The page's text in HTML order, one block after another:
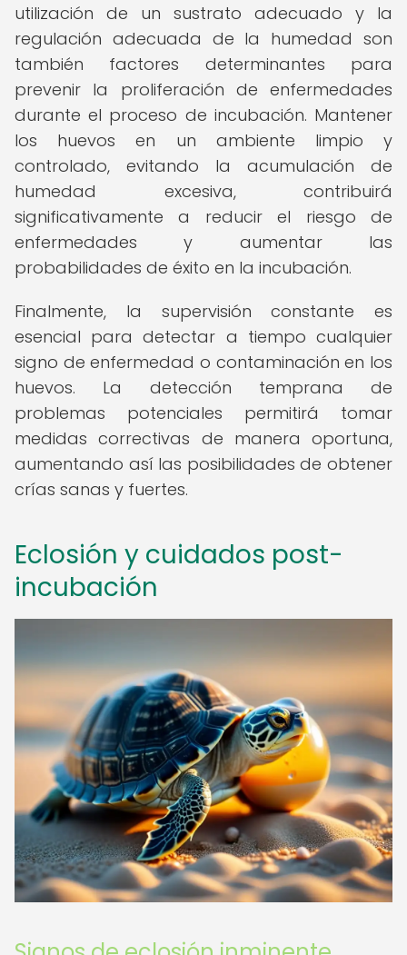
utilización de un sustrato adecuado y la
regulación adecuada de la humedad son
también factores determinantes para
prevenir la proliferación de enfermedades
durante el proceso de incubación. Mantener
los huevos en un ambiente limpio y
controlado, evitando la acumulación de
humedad excesiva, contribuirá
significativamente a reducir el riesgo de
enfermedades y aumentar las
probabilidades de éxito en la incubación.
Finalmente, la supervisión constante es
esencial para detectar a tiempo cualquier
signo de enfermedad o contaminación en los
huevos. La detección temprana de
problemas potenciales permitirá tomar
medidas correctivas de manera oportuna,
aumentando así las posibilidades de obtener
crías sanas y fuertes.
Eclosión y cuidados post-
incubación